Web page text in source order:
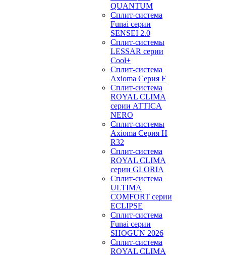
QUANTUM
Сплит-система
Funai серии
SENSEI 2.0
Сплит-системы
LESSAR серии
Cool+
Сплит-система
Axioma Серия F
Сплит-система
ROYAL CLIMA
серии ATTICA
NERO
Сплит-системы
Axioma Серия H
R32
Сплит-система
ROYAL CLIMA
серии GLORIA
Сплит-система
ULTIMA
COMFORT серии
ECLIPSE
Сплит-система
Funai серии
SHOGUN 2026
Сплит-система
ROYAL CLIMA